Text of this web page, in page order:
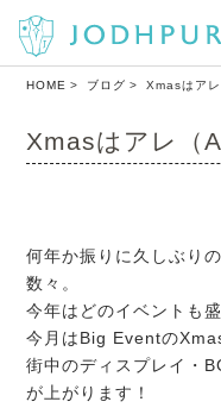
HOME ブログ Xmasはア
Xmasはアレ（
何年か振りに久しぶり
数々。
今年はどのイベントも
今月はBig Eventの
街中のディスプレイ・
が上がります！